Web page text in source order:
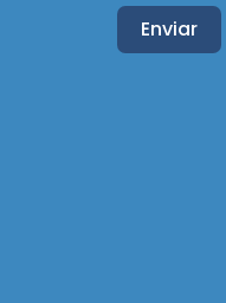
Enviar